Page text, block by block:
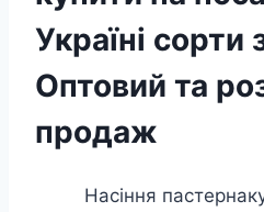
Україні сорти
Оптовий та
продаж
Насіння